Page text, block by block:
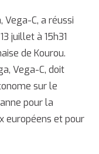
C, a réussi
juillet à 15h31
de Kourou.
Vega-C, doit
sur le
pour la
européens et pour